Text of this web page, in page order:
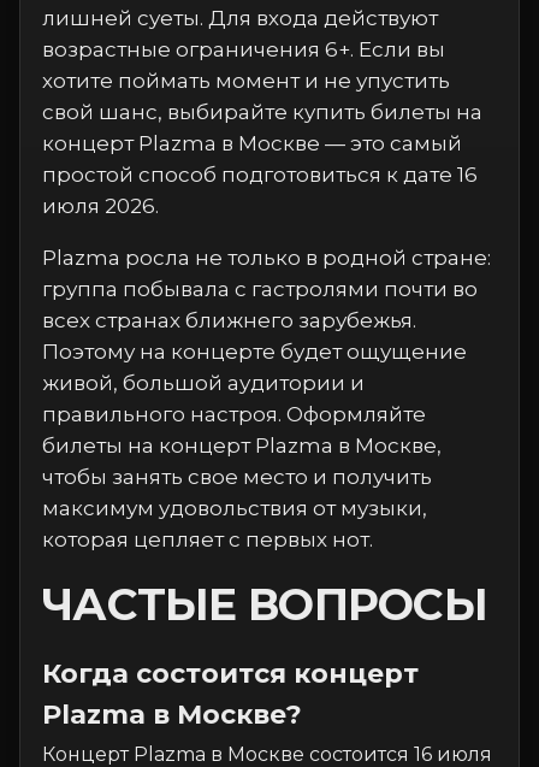
лишней суеты. Для входа действуют
возрастные ограничения 6+. Если вы
хотите поймать момент и не упустить
свой шанс, выбирайте купить билеты на
концерт Plazma в Москве — это самый
простой способ подготовиться к дате 16
июля 2026.
Plazma росла не только в родной стране:
группа побывала с гастролями почти во
всех странах ближнего зарубежья.
Поэтому на концерте будет ощущение
живой, большой аудитории и
правильного настроя. Оформляйте
билеты на концерт Plazma в Москве,
чтобы занять свое место и получить
максимум удовольствия от музыки,
которая цепляет с первых нот.
ЧАСТЫЕ ВОПРОСЫ
Когда состоится концерт
Plazma в Москве?
Концерт Plazma в Москве состоится 16 июля